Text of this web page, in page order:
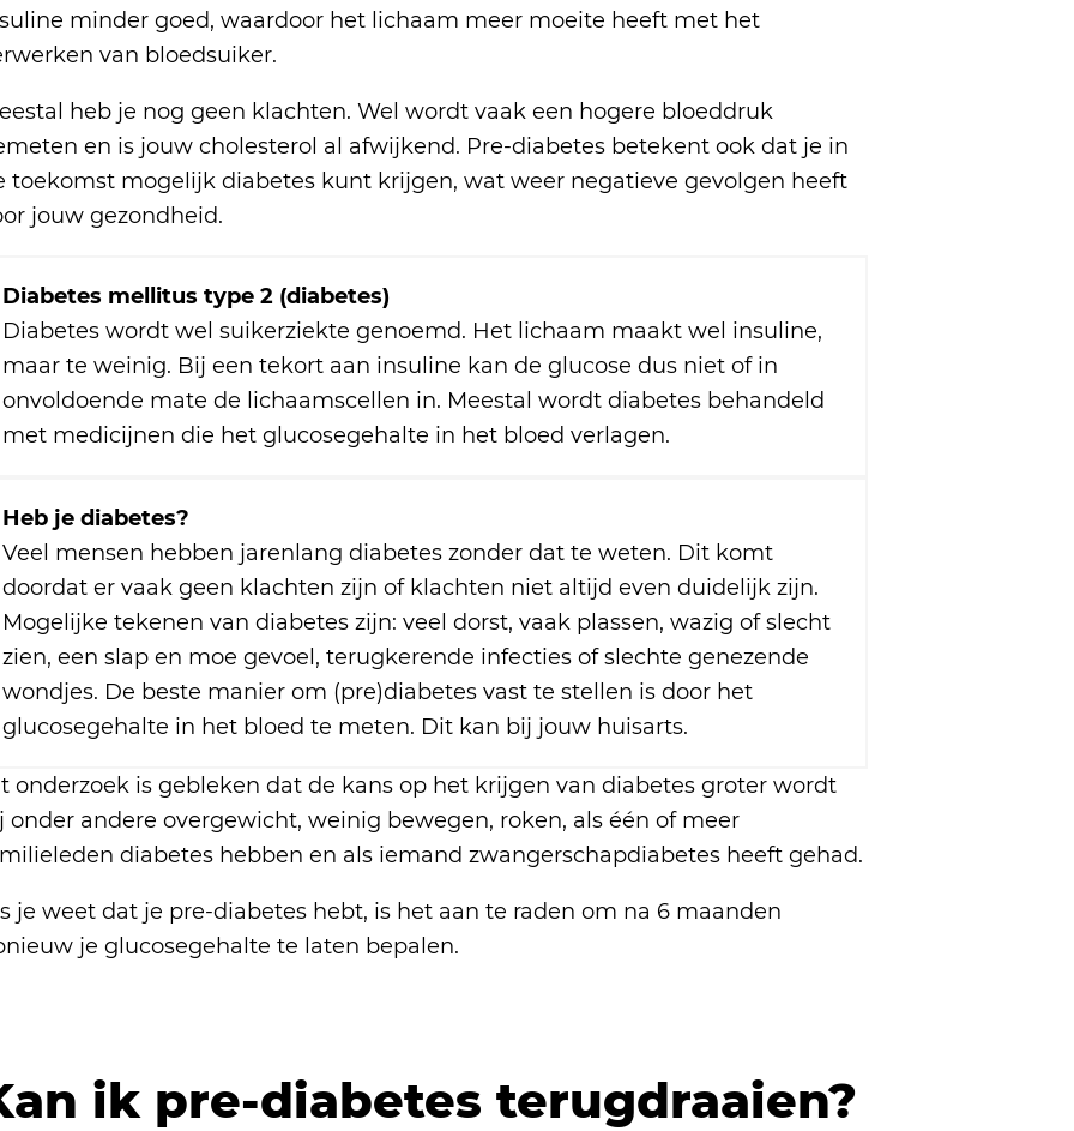
minder goed, waardoor het lichaam meer moeite heeft met het
van bloedsuiker.
heb je nog geen klachten. Wel wordt vaak een hogere bloeddruk
en is jouw cholesterol al afwijkend. Pre-diabetes betekent ook dat je in
toekomst mogelijk diabetes kunt krijgen, wat weer negatieve gevolgen heeft
jouw gezondheid.
Diabetes mellitus type 2 (diabetes)
Diabetes wordt wel suikerziekte genoemd. Het lichaam maakt wel insuline,
maar te weinig. Bij een tekort aan insuline kan de glucose dus niet of in
onvoldoende mate de lichaamscellen in. Meestal wordt diabetes behandeld
met medicijnen die het glucosegehalte in het bloed verlagen.
Heb je diabetes?
Veel mensen hebben jarenlang diabetes zonder dat te weten. Dit komt
doordat er vaak geen klachten zijn of klachten niet altijd even duidelijk zijn.
Mogelijke tekenen van diabetes zijn: veel dorst, vaak plassen, wazig of slecht
zien, een slap en moe gevoel, terugkerende infecties of slechte genezende
wondjes. De beste manier om (pre)diabetes vast te stellen is door het
glucosegehalte in het bloed te meten. Dit kan bij jouw huisarts.
onderzoek is gebleken dat de kans op het krijgen van diabetes groter wordt
onder andere overgewicht, weinig bewegen, roken, als één of meer
diabetes hebben en als iemand zwangerschapdiabetes heeft gehad.
je weet dat je pre-diabetes hebt, is het aan te raden om na 6 maanden
je glucosegehalte te laten bepalen.
ik pre-diabetes terugdraaien?